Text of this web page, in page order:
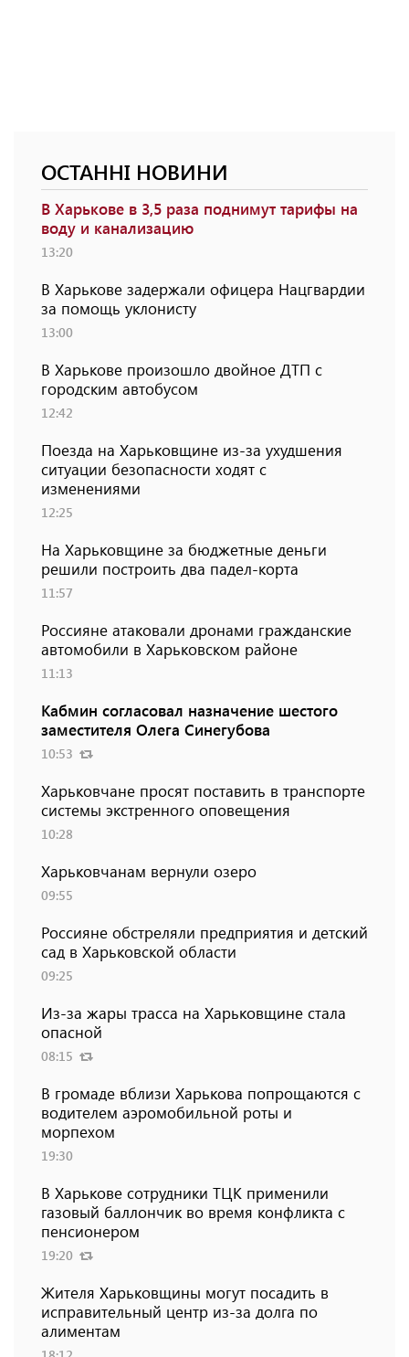
ОСТАННІ НОВИНИ
В Харькове в 3,5 раза поднимут тарифы на
воду и канализацию
13:20
В Харькове задержали офицера Нацгвардии
за помощь уклонисту
13:00
В Харькове произошло двойное ДТП с
городским автобусом
12:42
Поезда на Харьковщине из-за ухудшения
ситуации безопасности ходят с
изменениями
12:25
На Харьковщине за бюджетные деньги
решили построить два падел-корта
11:57
Россияне атаковали дронами гражданские
автомобили в Харьковском районе
11:13
Кабмин согласовал назначение шестого
заместителя Олега Синегубова
10:53
Харьковчане просят поставить в транспорте
системы экстренного оповещения
10:28
Харьковчанам вернули озеро
09:55
Россияне обстреляли предприятия и детский
сад в Харьковской области
09:25
Из-за жары трасса на Харьковщине стала
опасной
08:15
В громаде вблизи Харькова попрощаются с
водителем аэромобильной роты и
морпехом
19:30
В Харькове сотрудники ТЦК применили
газовый баллончик во время конфликта с
пенсионером
19:20
Жителя Харьковщины могут посадить в
исправительный центр из-за долга по
алиментам